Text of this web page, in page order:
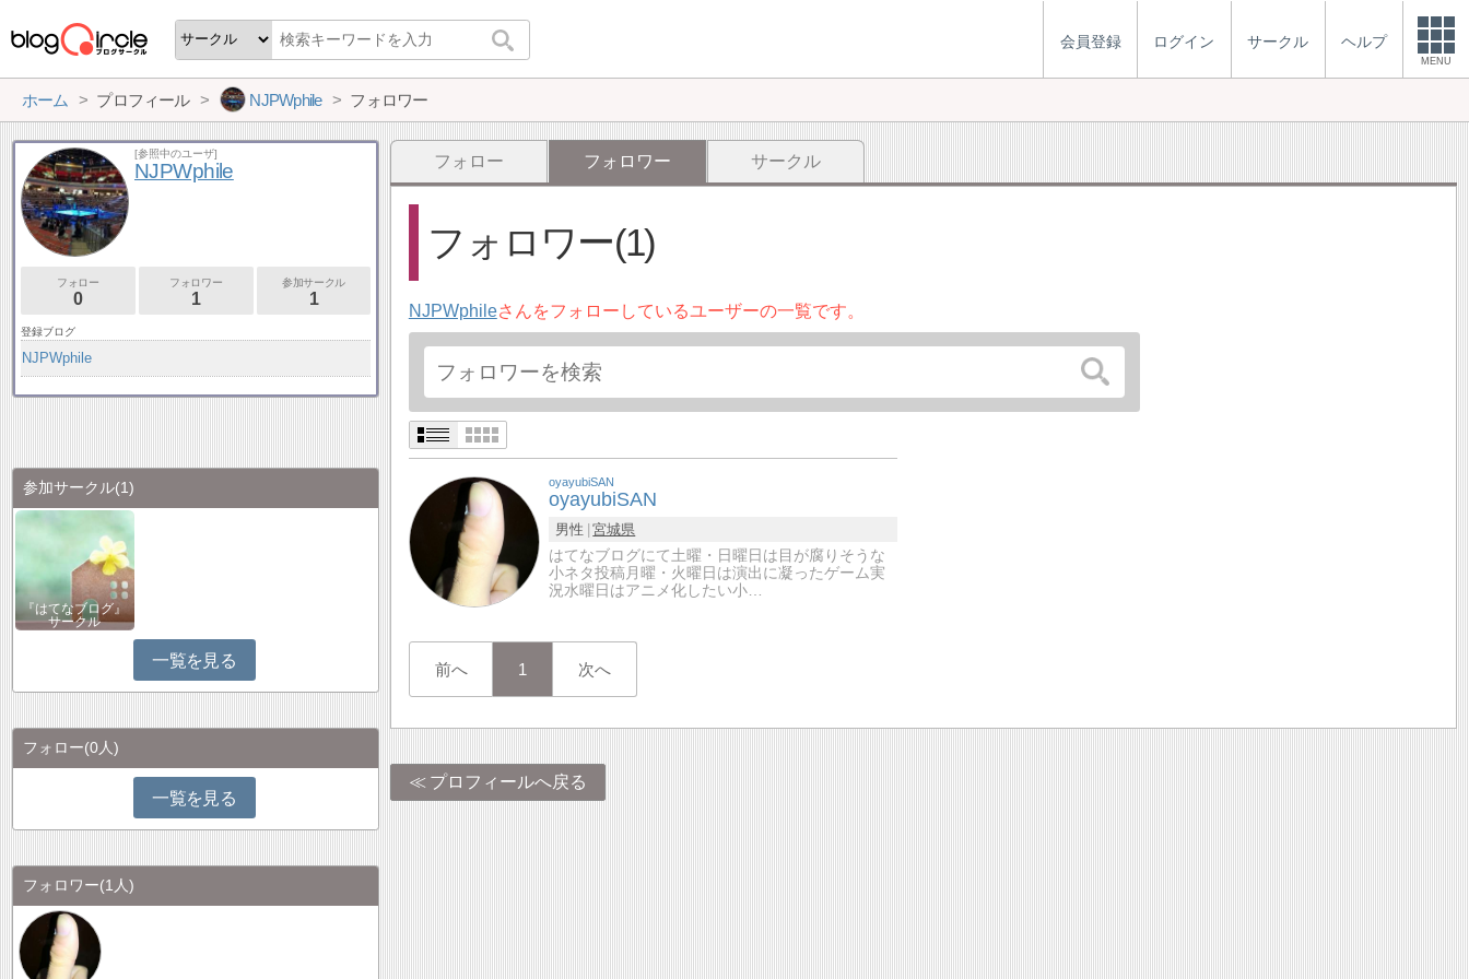
会員登録 ログイン サークル ヘルプ
MENU
ホーム プロフィール NJPWphile フォロワー
フォロー フォロワー サークル
フォロワー(1)
NJPWphileさんをフォローしているユーザーの一覧です。
oyayubiSAN
oyayubiSAN
男性
宮城県
はてなブログにて土曜・日曜日は目が腐りそうな
小ネタ投稿月曜・火曜日は演出に凝ったゲーム実
況水曜日はアニメ化したい小…
前へ 1 次へ
プロフィールへ戻る
[参照中のユーザ]
NJPWphile
フォロー
0
フォロワー
1
参加サークル
1
登録ブログ
NJPWphile
参加サークル(1)
『はてなブログ』
サークル
一覧を見る
フォロー(0人)
一覧を見る
フォロワー(1人)